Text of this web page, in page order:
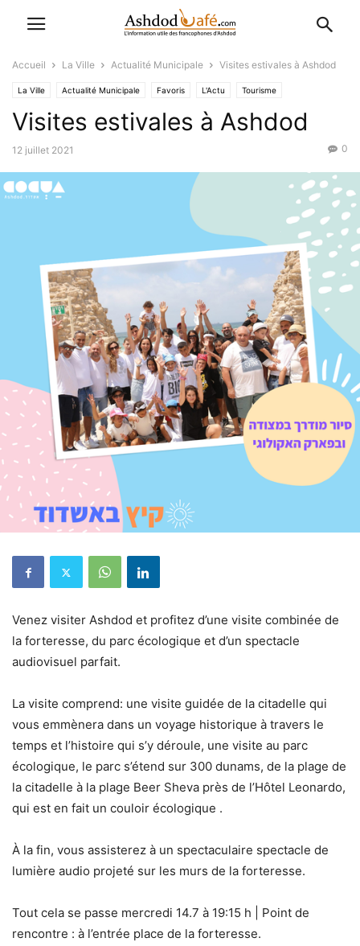
Accueil La Ville Actualité Municipale Visites estivales à Ashdod
La Ville Actualité Municipale Favoris L'Actu Tourisme
Visites estivales à Ashdod
12 juillet 2021 0
Venez visiter Ashdod et profitez d’une visite combinée de
la forteresse, du parc écologique et d’un spectacle
audiovisuel parfait.
La visite comprend: une visite guidée de la citadelle qui
vous emmènera dans un voyage historique à travers le
temps et l’histoire qui s’y déroule, une visite au parc
écologique, le parc s’étend sur 300 dunams, de la plage de
la citadelle à la plage Beer Sheva près de l’Hôtel Leonardo,
qui est en fait un couloir écologique .
À la fin, vous assisterez à un spectaculaire spectacle de
lumière audio projeté sur les murs de la forteresse.
Tout cela se passe mercredi 14.7 à 19:15 h | Point de
rencontre : à l’entrée place de la forteresse.